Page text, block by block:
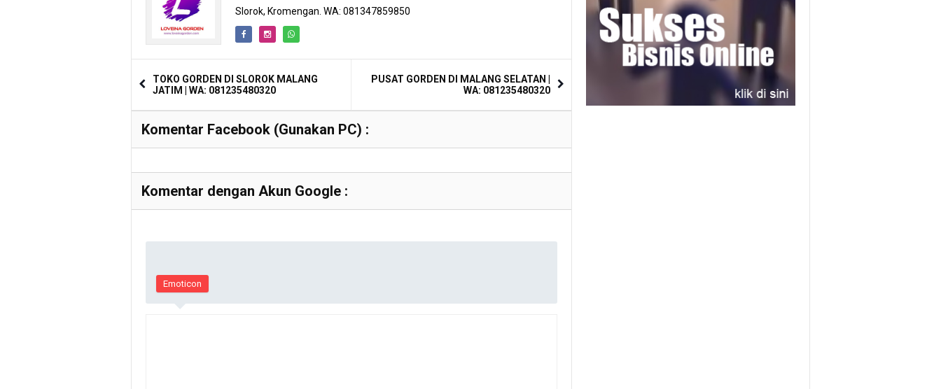
Slorok, Kromengan. WA: 081347859850
TOKO GORDEN DI SLOROK MALANG
JATIM | WA: 081235480320
PUSAT GORDEN DI MALANG SELATAN |
WA: 081235480320
Komentar Facebook (Gunakan PC) :
Komentar dengan Akun Google :
Emoticon